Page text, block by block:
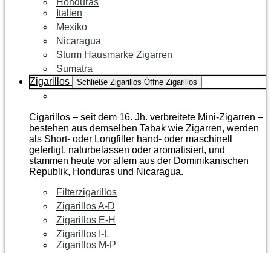
Honduras
Italien
Mexiko
Nicaragua
Sturm Hausmarke Zigarren
Sumatra
Zigarillos
Schließe Zigarillos Öffne Zigarillos
Cigarillos – seit dem 16. Jh. verbreitete Mini-Zigarren –
bestehen aus demselben Tabak wie Zigarren, werden
als Short- oder Longfiller hand- oder maschinell
gefertigt, naturbelassen oder aromatisiert, und
stammen heute vor allem aus der Dominikanischen
Republik, Honduras und Nicaragua.
Filterzigarillos
Zigarillos A-D
Zigarillos E-H
Zigarillos I-L
Zigarillos M-P